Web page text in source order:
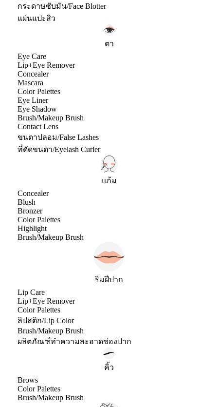
กระดาษซับมัน/Face Blotter
แผ่นแปะสิว
ตา
Eye Care
Lip+Eye Remover
Concealer
Mascara
Color Palettes
Eye Liner
Eye Shadow
Brush/Makeup Brush
Contact Lens
ขนตาปลอม/False Lashes
ที่ดัดขนตา/Eyelash Curler
แก้ม
Concealer
Blush
Bronzer
Color Palettes
Highlight
Brush/Makeup Brush
ริมฝีปาก
Lip Care
Lip+Eye Remover
Color Palettes
ลิปสติก/Lip Color
Brush/Makeup Brush
ผลิตภัณฑ์ทำความสะอาดช่องปาก
คิ้ว
Brows
Color Palettes
Brush/Makeup Brush